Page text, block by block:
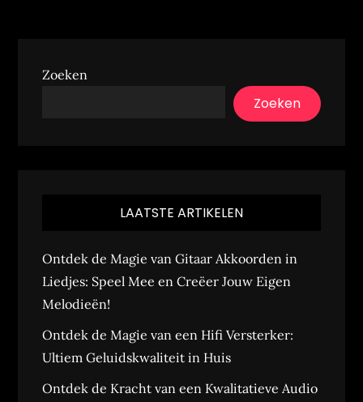
Zoeken
Zoeken
LAATSTE ARTIKELEN
Ontdek de Magie van Gitaar Akkoorden in
Liedjes: Speel Mee en Creëer Jouw Eigen
Melodieën!
Ontdek de Magie van een Hifi Versterker:
Ultiem Geluidskwaliteit in Huis
Ontdek de Kracht van een Kwalitatieve Audio